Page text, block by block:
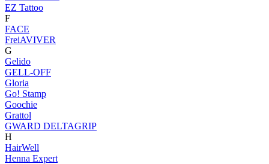
EZ Tattoo
F
FACE
FreiAVIVER
G
Gelido
GELL-OFF
Gloria
Go! Stamp
Goochie
Grattol
GWARD DELTAGRIP
H
HairWell
Henna Expert